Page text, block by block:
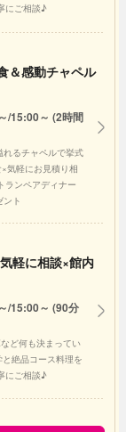
にご相談♪
＆感動チャペル
/15:00～ (2時間
れるチャペルで挙式
気軽にお見積り相
ランペアディナー
ト
軽に相談×館内
/15:00～ (90分
ど何も決まってい
絶品コース料理を
にご相談♪